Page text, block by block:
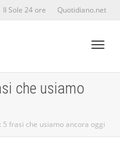
Il Sole 24 ore Quotidiano.net
che usiamo
5 frasi che usiamo ancora oggi